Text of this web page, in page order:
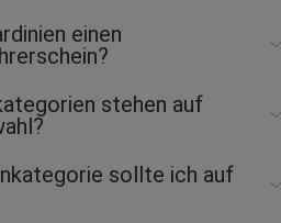
einen
stehen auf
sollte ich auf